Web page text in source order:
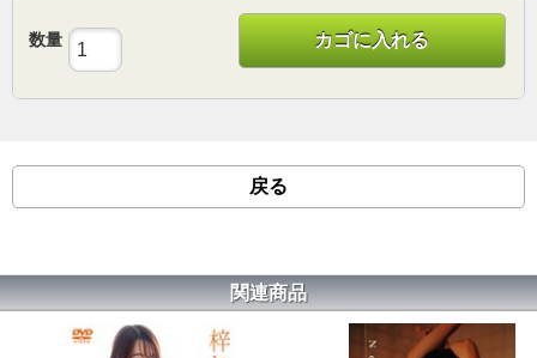
数量 カゴに入れる
戻る
関連商品